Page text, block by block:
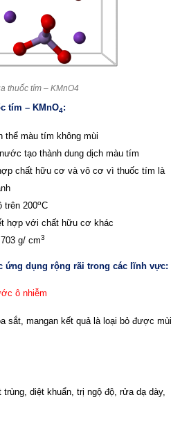
thuốc tím – KMnO4
tím – KMnO4:
thể màu tím không mùi
tạo thành dung dịch màu tím
chất hữu cơ và vô cơ vì thuốc tím là
trên 200oC
hợp với chất hữu cơ khác
g/ cm3
ứng dụng rộng rãi trong các lĩnh vực:
ô nhiễm
sắt, mangan kết quả là loại bỏ được mùi
diệt khuẩn, trị ngộ độ, rửa dạ dày,